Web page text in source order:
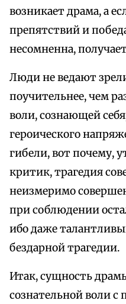
возникает драма, а
препятствий и
несомненна,
Люди не ведают
поучительнее, чем
воли, сознающей
героического
гибели, вот почему,
критик, трагедия
неизмеримо
при соблюдении
ибо даже
бездарной трагедии.
Итак, сущность
сознательной воли с